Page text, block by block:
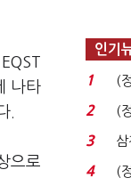
나타
.
으로
인기
1
(
2
(
'
3
4
(